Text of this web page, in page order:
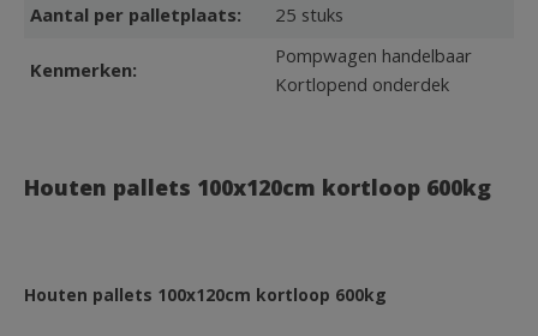
Aantal per palletplaats:
25 stuks
Kenmerken:
Pompwagen handelbaar
Kortlopend onderdek
Houten pallets 100x120cm kortloop 600kg
Houten pallets 100x120cm kortloop 600kg